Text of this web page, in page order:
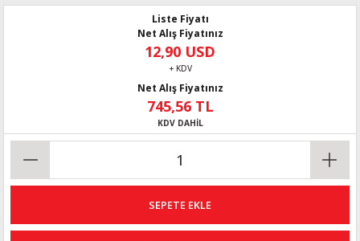
Liste Fiyatı
Net Alış Fiyatınız
12,90 USD
+ KDV
Net Alış Fiyatınız
745,56 TL
KDV DAHİL
SEPETE EKLE